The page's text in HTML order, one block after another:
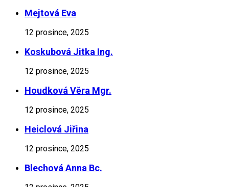
Mejtová Eva
12 prosince, 2025
Koskubová Jitka Ing.
12 prosince, 2025
Houdková Věra Mgr.
12 prosince, 2025
Heiclová Jiřina
12 prosince, 2025
Blechová Anna Bc.